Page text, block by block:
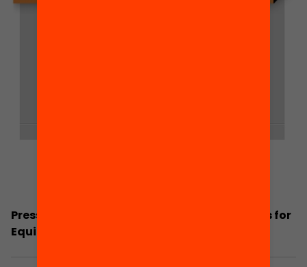
Press Dossier: Proposal on School Timetables for
Equitable, Integral Education